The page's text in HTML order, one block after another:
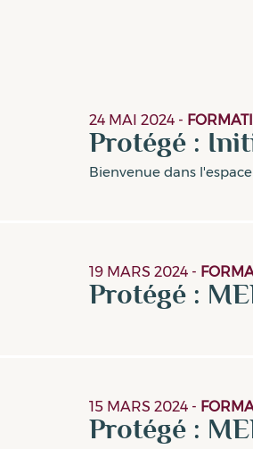
24 MAI 2024 -
Protégé :
Bienvenue dans
19 MARS 2024 -
Protégé :
15 MARS 2024 -
Protégé :